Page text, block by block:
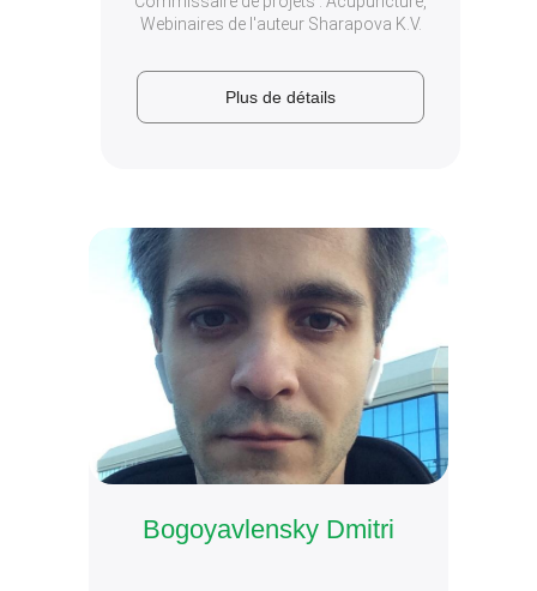
Bogoyavlensky Dmitri
Webinaires de l'auteur Sharapova K.V.
Plus de
Plus de détails